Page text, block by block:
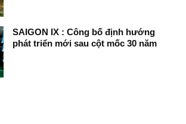
SAIGON IX : Công bố định hướng
phát triển mới sau cột mốc 30 năm